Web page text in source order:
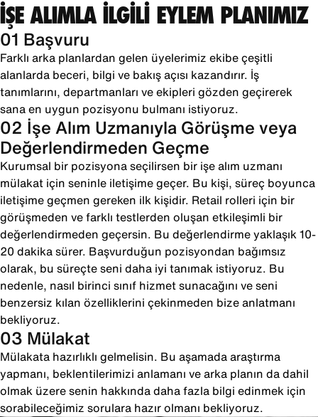
İŞE ALIMLA İLGİLİ EYLEM PLANIMIZ
01 Başvuru
Farklı arka planlardan gelen üyelerimiz ekibe çeşitli
alanlarda beceri, bilgi ve bakış açısı kazandırır. İş
tanımlarını, departmanları ve ekipleri gözden geçirerek
sana en uygun pozisyonu bulmanı istiyoruz.
02 İşe Alım Uzmanıyla Görüşme veya
Değerlendirmeden Geçme
Kurumsal bir pozisyona seçilirsen bir işe alım uzmanı
mülakat için seninle iletişime geçer. Bu kişi, süreç boyunca
iletişime geçmen gereken ilk kişidir. Retail rolleri için bir
görüşmeden ve farklı testlerden oluşan etkileşimli bir
değerlendirmeden geçersin. Bu değerlendirme yaklaşık 10-
20 dakika sürer. Başvurduğun pozisyondan bağımsız
olarak, bu süreçte seni daha iyi tanımak istiyoruz. Bu
nedenle, nasıl birinci sınıf hizmet sunacağını ve seni
benzersiz kılan özelliklerini çekinmeden bize anlatmanı
bekliyoruz.
03 Mülakat
Mülakata hazırlıklı gelmelisin. Bu aşamada araştırma
yapmanı, beklentilerimizi anlamanı ve arka planın da dahil
olmak üzere senin hakkında daha fazla bilgi edinmek için
sorabileceğimiz sorulara hazır olmanı bekliyoruz.